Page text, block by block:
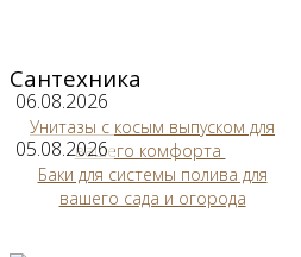
Сантехника
06.08.2026
Унитазы с косым выпуском для
вашего комфорта
05.08.2026
Баки для системы полива для
вашего сада и огорода